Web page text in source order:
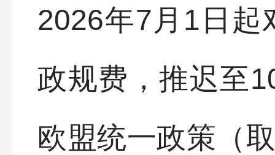
2026年7月1日起
政规费，推迟至
欧盟统一政策（